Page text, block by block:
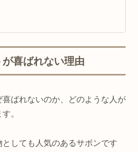
喜ばれない理由
ばれないのか、どのような人が
。
しても人気のあるサボンです